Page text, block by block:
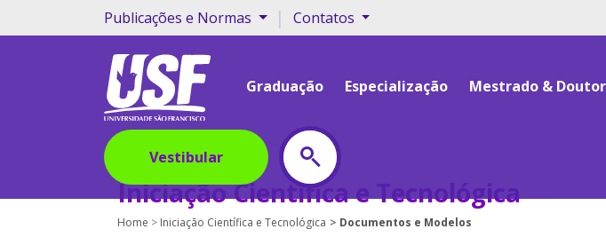
Publicações e Normas | Contatos
Graduação Especialização Mestrado &
Vestibular
Iniciação Científica e Tecnológica
Home Iniciação Científica e Tecnológica Documentos e Modelos